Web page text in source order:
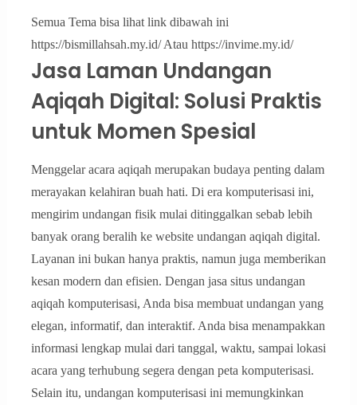
Semua Tema bisa lihat link dibawah ini
https://bismillahsah.my.id/ Atau https://invime.my.id/
Jasa Laman Undangan
Aqiqah Digital: Solusi Praktis
untuk Momen Spesial
Menggelar acara aqiqah merupakan budaya penting dalam
merayakan kelahiran buah hati. Di era komputerisasi ini,
mengirim undangan fisik mulai ditinggalkan sebab lebih
banyak orang beralih ke website undangan aqiqah digital.
Layanan ini bukan hanya praktis, namun juga memberikan
kesan modern dan efisien. Dengan jasa situs undangan
aqiqah komputerisasi, Anda bisa membuat undangan yang
elegan, informatif, dan interaktif. Anda bisa menampakkan
informasi lengkap mulai dari tanggal, waktu, sampai lokasi
acara yang terhubung segera dengan peta komputerisasi.
Selain itu, undangan komputerisasi ini memungkinkan